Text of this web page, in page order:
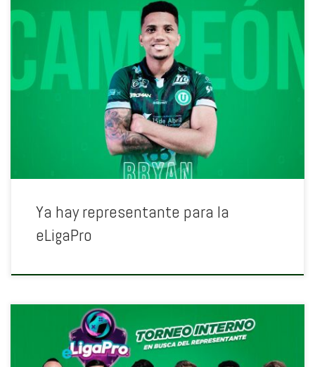
Ya hay representante para la
eLigaPro